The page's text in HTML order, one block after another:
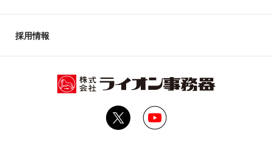
採用情報